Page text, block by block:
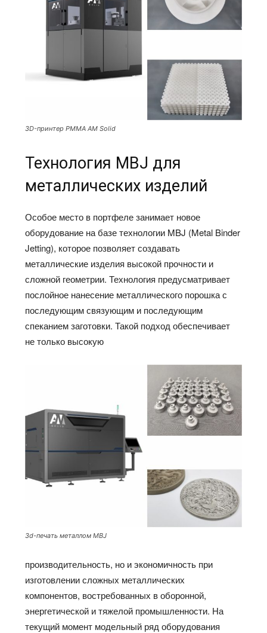
3D-принтер PMMA AM Solid
Технология MBJ для
металлических изделий
Особое место в портфеле занимает новое
оборудование на базе технологии MBJ (Metal Binder
Jetting), которое позволяет создавать
металлические изделия высокой прочности и
сложной геометрии. Технология предусматривает
послойное нанесение металлического порошка с
последующим связующим и последующим
спеканием заготовки. Такой подход обеспечивает
не только высокую
3d-печать металлом MBJ
производительность, но и экономичность при
изготовлении сложных металлических
компонентов, востребованных в оборонной,
энергетической и тяжелой промышленности. На
текущий момент модельный ряд оборудования